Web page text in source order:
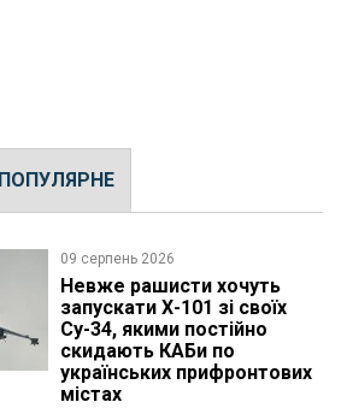
ПОПУЛЯРНЕ
09 серпень 2026
Невже рашисти хочуть
запускати Х-101 зі своїх
Су-34, якими постійно
скидають КАБи по
українських прифронтових
містах